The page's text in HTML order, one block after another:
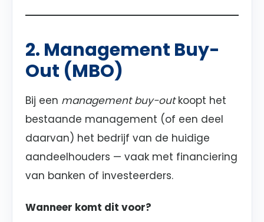
2. Management Buy-
Out (MBO)
Bij een management buy-outkoopt het
bestaande management (of een deel
daarvan) het bedrijf van de huidige
aandeelhouders — vaak met financiering
van banken of investeerders.
Wanneer komt dit voor?